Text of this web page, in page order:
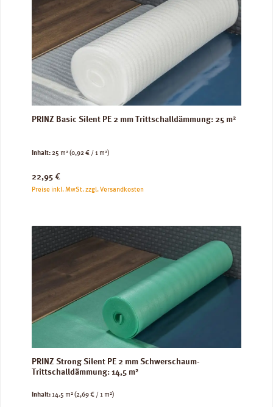
PRINZ Basic Silent PE 2 mm Trittschalldämmung: 25 m²
Inhalt:25 m²(0,92 € / 1 m²)
Regulärer Preis:
22,95 €
Preise inkl. MwSt. zzgl. Versandkosten
PRINZ Strong Silent PE 2 mm Schwerschaum-
Trittschalldämmung: 14,5 m²
Inhalt:14.5 m²(2,69 € / 1 m²)